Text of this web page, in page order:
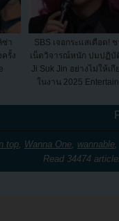
ซ่า
รั้ง
SBS เจอกระแสเดือด! ช
เน็ตวิจารณ์หนัก ปมปฏิบั
Ji Suk Jin อย่างไม่ให้เกี
ในงาน 2025
top, Wanna One, wannable,
Read 34474